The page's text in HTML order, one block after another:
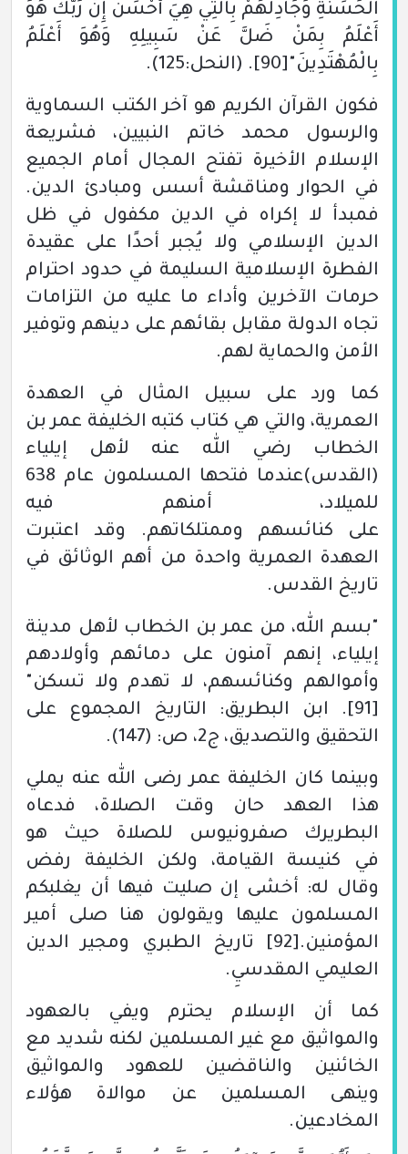
الْحَسَنَةِ وَجَادِلْهُمْ بِالَّتِي هِيَ أَحْسَنُ إِنَّ رَبَّكَ هُوَ
أَعْلَمُ بِمَنْ ضَلَّ عَنْ سَبِيلِهِ وَهُوَ أَعْلَمُ
بِالْمُهْتَدِينَ"[90]
. (النحل:125) .
فكون القرآن الكريم هو آخر الكتب السماوية
والرسول محمد خاتم النبيين، فشريعة
الإسلام الأخيرة تفتح المجال أمام الجميع
في الحوار ومناقشة أسس ومبادئ الدين.
فمبدأ لا إكراه في الدين مكفول في ظل
الدين الإسلامي ولا يُجبر أحدًا على عقيدة
الفطرة الإسلامية السليمة في حدود احترام
حرمات الآخرين وأداء ما عليه من التزامات
تجاه الدولة مقابل بقائهم على دينهم وتوفير
الأمن والحماية لهم.
كما ورد على سبيل المثال في العهدة
العمرية، والتي هي كتاب كتبه الخليفة عمر بن
الخطاب رضي الله عنه لأهل إيلياء
(القدس)
عندما فتحها المسلمون عام 638
للميلاد، أمنهم فيه
على كنائسهم وممتلكاتهم. وقد اعتبرت
العهدة العمرية واحدة من أهم الوثائق في
تاريخ القدس.
"بسم الله، من عمر بن الخطاب لأهل مدينة
إيلياء، إنهم آمنون على دمائهم وأولادهم
وأموالهم وكنائسهم، لا تهدم ولا تسكن"
[91]
. ابن البطريق: التاريخ المجموع على
التحقيق والتصديق، ج2،
ص: (147)
.
وبينما كان الخليفة عمر رضى الله عنه يملي
هذا العهد حان وقت الصلاة، فدعاه
البطريرك صفرونيوس للصلاة حيث هو
في كنيسة القيامة، ولكن الخليفة رفض
وقال له: أخشى إن صليت فيها أن يغلبكم
المسلمون عليها ويقولون هنا صلى أمير
المؤمنين.[92]
تاريخ الطبري ومجير الدين
العليمي المقدسيِ.
كما أن الإسلام يحترم ويفي بالعهود
والمواثيق مع غير المسلمين لكنه شديد مع
الخائنين والناقضين للعهود والمواثيق
وينهى المسلمين عن موالاة هؤلاء
المخادعين.